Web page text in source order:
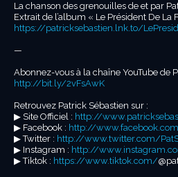
La chanson des grenouilles de et par
Extrait de l’album « Le Président De La
https://patricksebastien.lnk.to/
—
Abonnez-vous à la chaîne YouTube de
http://bit.ly/2vFsAwK
Retrouvez Patrick Sébastien sur :
▶︎ Site Officiel : http://
▶︎ Facebook : http://
▶︎ Twitter : http://www.twitter.com/
▶︎ Instagram : http://
▶︎ Tiktok : https://www.tiktok.com/